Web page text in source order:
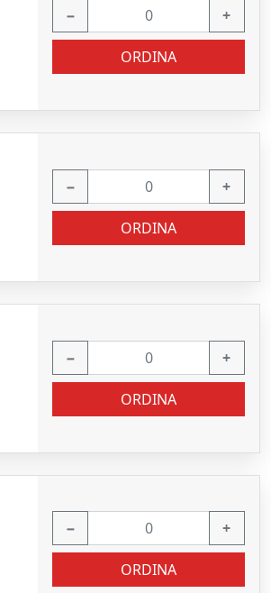
− +
ORDINA
− +
ORDINA
− +
ORDINA
− +
ORDINA